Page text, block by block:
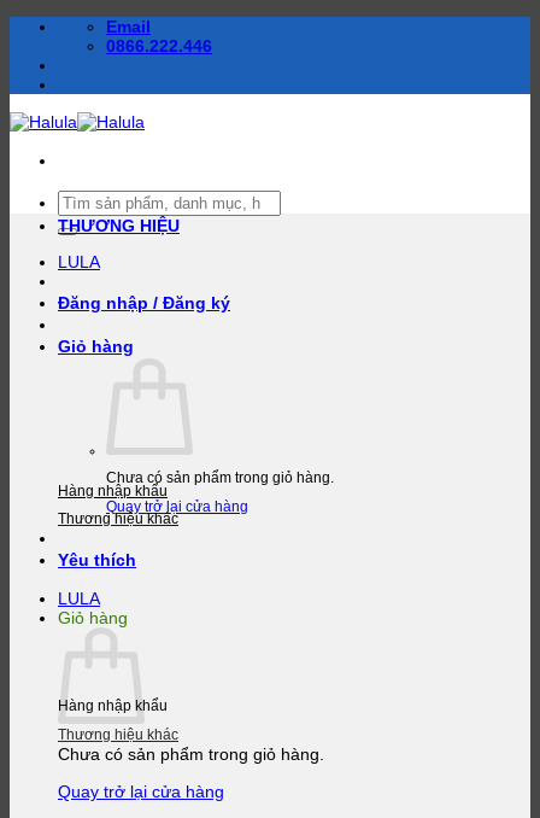
dung
Email
0866.222.446
Tìm
kiếm:
LULA
Đăng nhập / Đăng ký
Giỏ hàng
Chưa có sản phẩm trong giỏ hàng.
Quay trở lại cửa hàng
Yêu thích
LULA
Giỏ hàng
Chưa có sản phẩm trong giỏ hàng.
Quay trở lại cửa hàng
THƯƠNG HIỆU
Hàng nhập khẩu
Thương hiệu khác
Hàng nhập khẩu
Thương hiệu khác